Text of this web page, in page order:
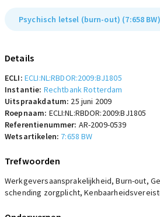
Psychisch letsel (burn-out) (7:658 BW)
Details
ECLI: ECLI:NL:RBDOR:2009:BJ1805
Instantie: Rechtbank Rotterdam
Uitspraakdatum: 25 juni 2009
Roepnaam: ECLI:NL:RBDOR:2009:BJ1805
Referentienummer: AR-2009-0539
Wetsartikelen: 7:658 BW
Trefwoorden
Werkgeversaansprakelijkheid, Burn-out,
schending zorgplicht,